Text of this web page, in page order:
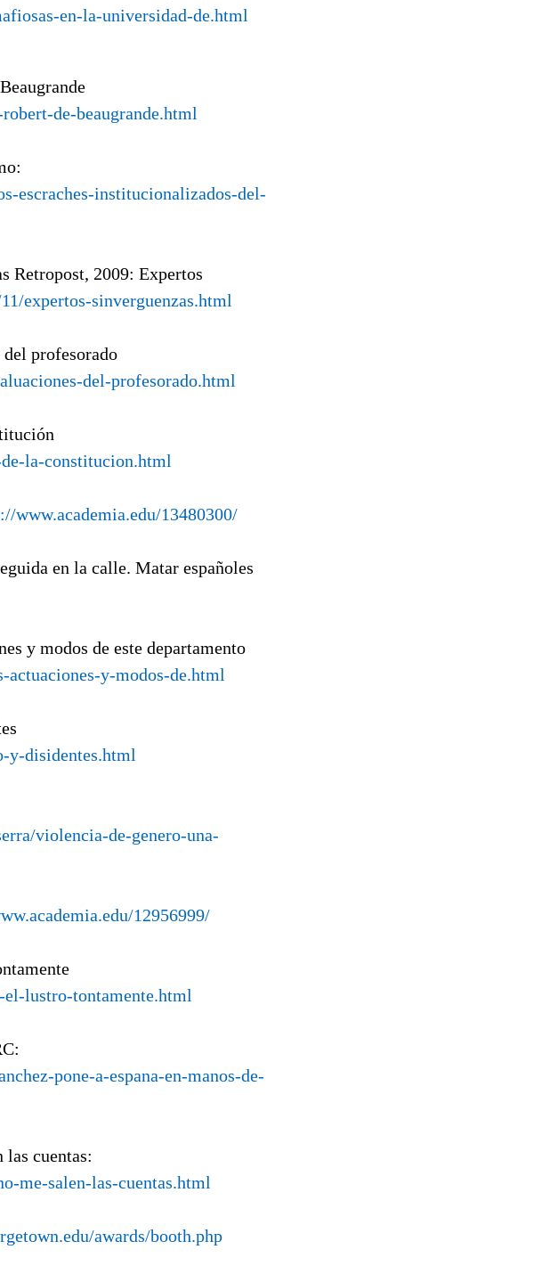
en-la-universidad-de.html
de-beaugrande.html
escraches-institucionalizados-del-
Retropost, 2009: Expertos
expertos-sinverguenzas.html
profesorado
del-profesorado.html
la-constitucion.html
www.academia.edu/13480300/
en la calle. Matar españoles
y modos de este departamento
y-modos-de.html
y-disidentes.html
violencia-de-genero-una-
12956999/
lustro-tontamente.html
pone-a-espana-en-manos-de-
las cuentas:
me-salen-las-cuentas.html
awards/booth.php